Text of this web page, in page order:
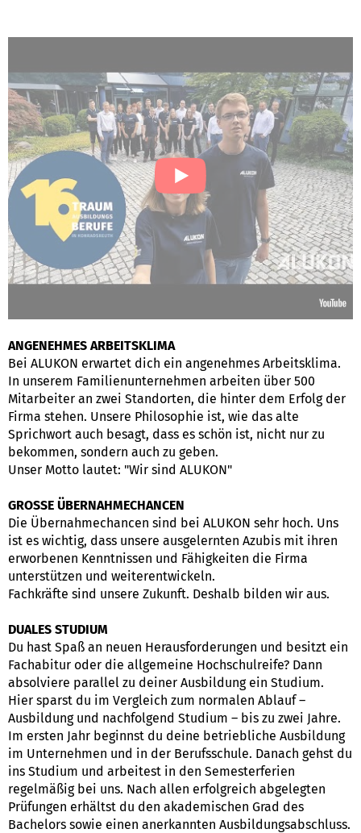
ANGENEHMES ARBEITSKLIMA
Bei ALUKON erwartet dich ein angenehmes Arbeitsklima.
In unserem Familienunternehmen arbeiten über 500
Mitarbeiter an zwei Standorten, die hinter dem Erfolg der
Firma stehen. Unsere Philosophie ist, wie das alte
Sprichwort auch besagt, dass es schön ist, nicht nur zu
bekommen, sondern auch zu geben.
Unser Motto lautet: "Wir sind ALUKON"
GROSSE ÜBERNAHMECHANCEN
Die Übernahmechancen sind bei ALUKON sehr hoch. Uns
ist es wichtig, dass unsere ausgelernten Azubis mit ihren
erworbenen Kenntnissen und Fähigkeiten die Firma
unterstützen und weiterentwickeln.
Fachkräfte sind unsere Zukunft. Deshalb bilden wir aus.
DUALES STUDIUM
Du hast Spaß an neuen Herausforderungen und besitzt ein
Fachabitur oder die allgemeine Hochschulreife? Dann
absolviere parallel zu deiner Ausbildung ein Studium.
Hier sparst du im Vergleich zum normalen Ablauf –
Ausbildung und nachfolgend Studium – bis zu zwei Jahre.
Im ersten Jahr beginnst du deine betriebliche Ausbildung
im Unternehmen und in der Berufsschule. Danach gehst du
ins Studium und arbeitest in den Semesterferien
regelmäßig bei uns. Nach allen erfolgreich abgelegten
Prüfungen erhältst du den akademischen Grad des
Bachelors sowie einen anerkannten Ausbildungsabschluss.